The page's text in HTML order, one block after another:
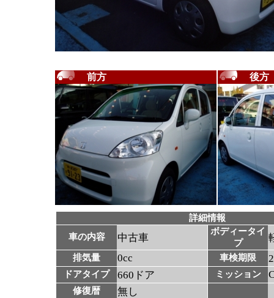
前方 後方
詳細情報
車の内容
中古車
ボディータイ
プ
排気量 0cc 車検期限
ドアタイプ 660ドア ミッション
修復暦 無し